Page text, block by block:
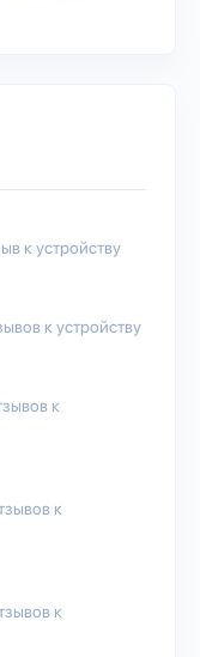
к устройству
к устройству
к
к
к